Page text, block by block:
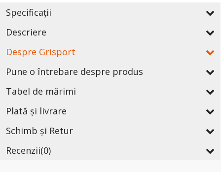
Specificații
Descriere
Despre Grisport
Pune o întrebare despre produs
Tabel de mărimi
Plată și livrare
Schimb și Retur
Recenzii(0)